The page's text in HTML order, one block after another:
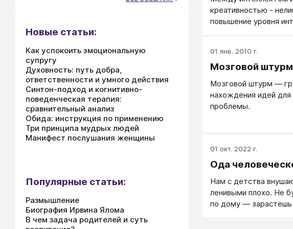
креативностью -
повышение уровня
При превышении
критического уровня
баллов) его связи с
или исчезают, или же
отрицательными, то
01 янв. 2010 г.
Мозговой штурм
Мозговой штурм —
нахождения идей для
проблемы.
01 окт. 2022 г.
Ода
Нам с детства
ленивыми плохо. Не
по дому — зарастешь
Новые статьи:
Как успокоить эмоциональную
супругу
Духовность: путь добра,
ответственности и умного действия
Синтон-подход и когнитивно-
поведенческая терапия:
сравнительный анализ
Обида: инструкция по применению
Три принципа мудрых людей
Манифест послушания женщины
Популярные статьи:
Размышление
Биография Ирвина Ялома
В чем задача родителей и суть